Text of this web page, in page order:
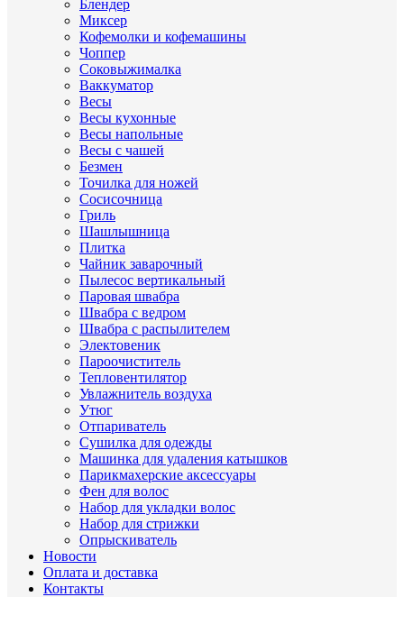
Блендер
Миксер
Кофемолки и кофемашины
Чоппер
Соковыжималка
Ваккуматор
Весы
Весы кухонные
Весы напольные
Весы с чашей
Безмен
Точилка для ножей
Сосисочница
Гриль
Шашлышница
Плитка
Чайник заварочный
Пылесос вертикальный
Паровая швабра
Швабра с ведром
Швабра с распылителем
Электовеник
Пароочиститель
Тепловентилятор
Увлажнитель воздуха
Утюг
Отпариватель
Сушилка для одежды
Машинка для удаления катышков
Парикмахерские аксессуары
Фен для волос
Набор для укладки волос
Набор для стрижки
Опрыскиватель
Новости
Оплата и доставка
Контакты